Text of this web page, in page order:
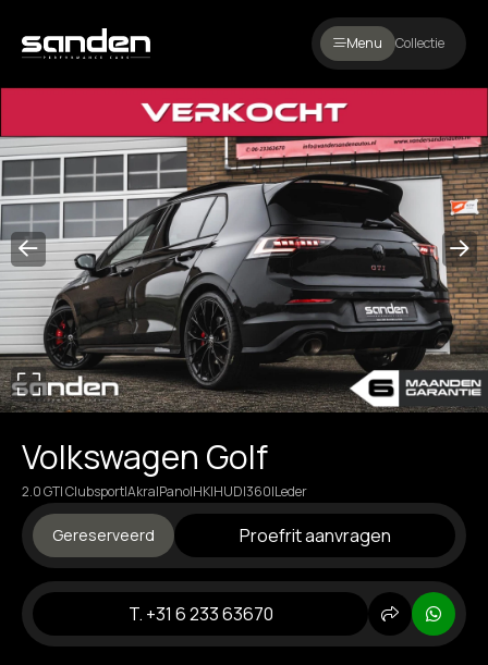
Menu Collectie
Volkswagen Golf
2.0 GTI Clubsport|Akra|Pano|HK|HUD|360|Leder
Gereserveerd Proefrit aanvragen
T. +31 6 233 63670
Delen